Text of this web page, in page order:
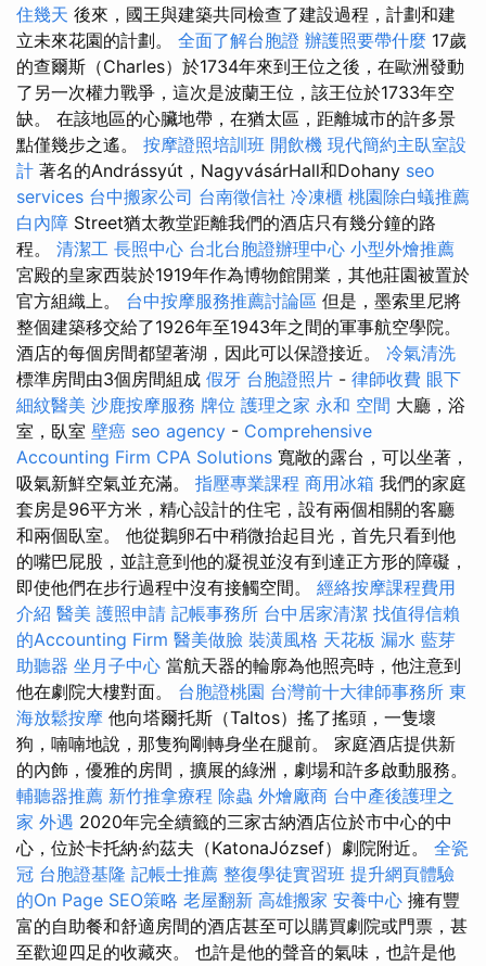
住幾天 後來，國王與建築共同檢查了建設過程，計劃和建
立未來花園的計劃。 全面了解台胞證 辦護照要帶什麼 17歲
的查爾斯（Charles）於1734年來到王位之後，在歐洲發動
了另一次權力戰爭，這次是波蘭王位，該王位於1733年空
缺。 在該地區的心臟地帶，在猶太區，距離城市的許多景
點僅幾步之遙。 按摩證照培訓班 開飲機 現代簡約主臥室設
計 著名的Andrássyút，NagyvásárHall和Dohany seo
services 台中搬家公司 台南徵信社 冷凍櫃 桃園除白蟻推薦
白內障 Street猶太教堂距離我們的酒店只有幾分鐘的路
程。 清潔工 長照中心 台北台胞證辦理中心 小型外燴推薦
宮殿的皇家西裝於1919年作為博物館開業，其他莊園被置於
官方組織上。 台中按摩服務推薦討論區 但是，墨索里尼將
整個建築移交給了1926年至1943年之間的軍事航空學院。
酒店的每個房間都望著湖，因此可以保證接近。 冷氣清洗
標準房間由3個房間組成 假牙 台胞證照片 - 律師收費 眼下
細紋醫美 沙鹿按摩服務 牌位 護理之家 永和 空間 大廳，浴
室，臥室 壁癌 seo agency - Comprehensive
Accounting Firm CPA Solutions 寬敞的露台，可以坐著，
吸氣新鮮空氣並充滿。 指壓專業課程 商用冰箱 我們的家庭
套房是96平方米，精心設計的住宅，設有兩個相關的客廳
和兩個臥室。 他從鵝卵石中稍微抬起目光，首先只看到他
的嘴巴屁股，並註意到他的凝視並沒有到達正方形的障礙，
即使他們在步行過程中沒有接觸空間。 經絡按摩課程費用
介紹 醫美 護照申請 記帳事務所 台中居家清潔 找值得信賴
的Accounting Firm 醫美做臉 裝潢風格 天花板 漏水 藍芽
助聽器 坐月子中心 當航天器的輪廓為他照亮時，他注意到
他在劇院大樓對面。 台胞證桃園 台灣前十大律師事務所 東
海放鬆按摩 他向塔爾托斯（Taltos）搖了搖頭，一隻壞
狗，喃喃地說，那隻狗剛轉身坐在腿前。 家庭酒店提供新
的內飾，優雅的房間，擴展的綠洲，劇場和許多啟動服務。
輔聽器推薦 新竹推拿療程 除蟲 外燴廠商 台中產後護理之
家 外遇 2020年完全續籤的三家古納酒店位於市中心的中
心，位於卡托納·約茲夫（KatonaJózsef）劇院附近。 全瓷
冠 台胞證基隆 記帳士推薦 整復學徒實習班 提升網頁體驗
的On Page SEO策略 老屋翻新 高雄搬家 安養中心 擁有豐
富的自助餐和舒適房間的酒店甚至可以購買劇院或門票，甚
至歡迎四足的收藏夾。 也許是他的聲音的氣味，也許是他